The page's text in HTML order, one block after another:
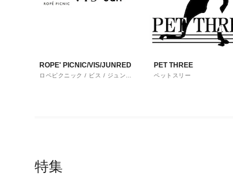
ROPE' PICNIC/VIS/JUNRED
ロペピクニック / ビス / ジュンレ
PET THREE
ペットスリー
特集